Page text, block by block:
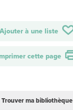
Ajouter à une liste
cette page
Trouver ma bibliothèque